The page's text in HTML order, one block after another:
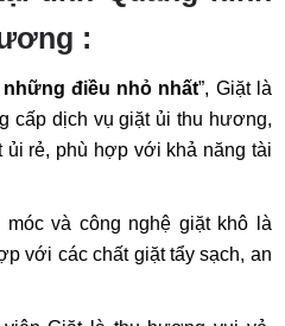
:
điều nhỏ nhất”, Giặt là
cấp dịch vụ giặt ủi thu hương,
ủi rẻ, phù hợp với khả năng tài
và công nghệ giặt khô là
với các chất giặt tẩy sạch, an